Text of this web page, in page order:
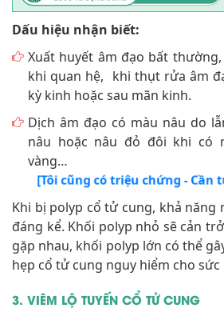
Dấu hiệu nhận biết:
Xuất huyết âm đạo bất
khi quan hệ, khi thụt rửa âm
kỳ kinh hoặc sau mãn kinh.
Dịch âm đạo có màu nâu do
nâu hoặc nâu đỏ đôi khi có
vàng…
[Tôi cũng có triệu chứng - Cần
Khi bị polyp cổ tử cung, khả năng
đáng kể. Khối polyp nhỏ sẽ cản
gặp nhau, khối polyp lớn có thể
hẹp cổ tử cung nguy hiểm cho sức
3. VIÊM LỘ TUYẾN CỔ TỬ CUNG